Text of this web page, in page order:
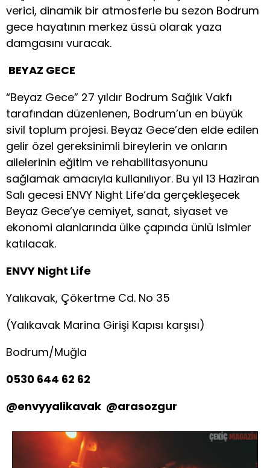
verici, dinamik bir atmosferle bu sezon Bodrum
gece hayatının merkez üssü olarak yaza
damgasını vuracak.
BEYAZ GECE
“Beyaz Gece” 27 yıldır Bodrum Sağlık Vakfı
tarafından düzenlenen, Bodrum’un en büyük
sivil toplum projesi. Beyaz Gece’den elde edilen
gelir özel gereksinimli bireylerin ve onların
ailelerinin eğitim ve rehabilitasyonunu
sağlamak amacıyla kullanılıyor. Bu yıl 13 Haziran
Salı gecesi ENVY Night Life‘da gerçekleşecek
Beyaz Gece’ye cemiyet, sanat, siyaset ve
ekonomi alanlarında ülke çapında ünlü isimler
katılacak.
ENVY Night Life
Yalıkavak, Çökertme Cd. No 35
(Yalıkavak Marina Girişi Kapısı karşısı)
Bodrum/Muğla
0530 644 62 62
@envyyalikavak @arasozgur